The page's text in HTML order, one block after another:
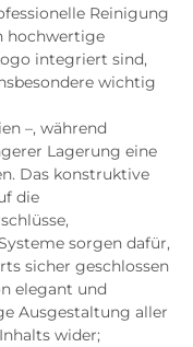
Reinigung
hochwertige
integriert sind,
wichtig
–, während
Lagerung eine
Das konstruktive
die
sorgen dafür,
sicher geschlossen
elegant und
Ausgestaltung aller
wider;